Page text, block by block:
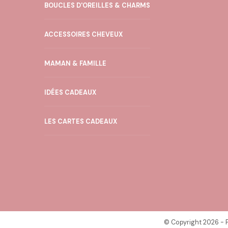
sur
BOUCLES D'OREILLES & CHARMS
ACCESSOIRES CHEVEUX
MAMAN & FAMILLE
IDÉES CADEAUX
LES CARTES CADEAUX
© Copyright 2026 -